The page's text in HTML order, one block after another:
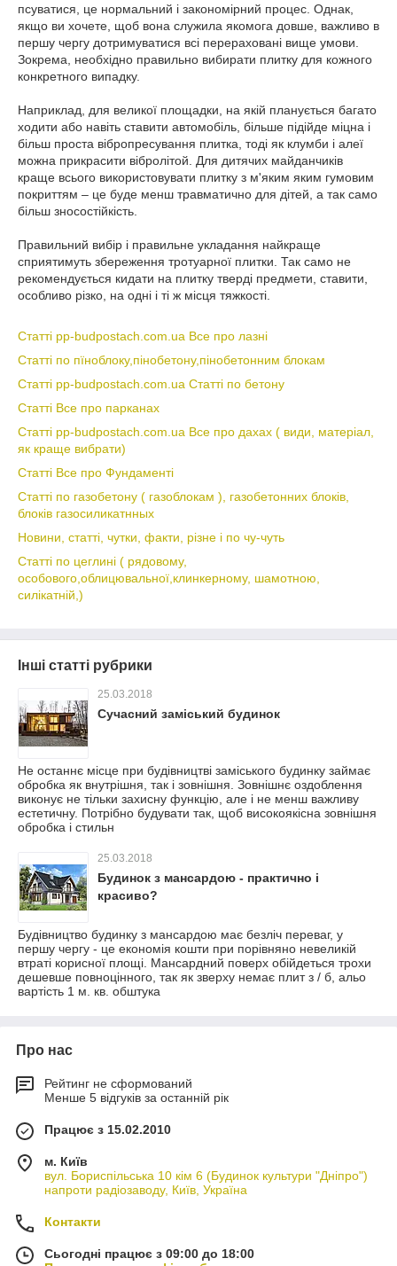
псуватися, це нормальний і закономірний процес. Однак,
якщо ви хочете, щоб вона служила якомога довше, важливо в
першу чергу дотримуватися всі перераховані вище умови.
Зокрема, необхідно правильно вибирати плитку для кожного
конкретного випадку.
Наприклад, для великої площадки, на якій планується багато
ходити або навіть ставити автомобіль, більше підійде міцна і
більш проста вібропресування плитка, тоді як клумби і алеї
можна прикрасити вібролітой. Для дитячих майданчиків
краще всього використовувати плитку з м'яким яким гумовим
покриттям – це буде менш травматично для дітей, а так само
більш зносостійкість.
Правильний вибір і правильне укладання найкраще
сприятимуть збереження тротуарної плитки. Так само не
рекомендується кидати на плитку тверді предмети, ставити,
особливо різко, на одні і ті ж місця тяжкості.
Статті pp-budpostach.com.ua Все про лазні
Статті по пїноблоку,пінобетону,пінобетонним блокам
Статті pp-budpostach.com.ua Статті по бетону
Статті Все про парканах
Статті pp-budpostach.com.ua Все про дахах ( види, матеріал,
як краще вибрати)
Статті Все про Фундаменті
Статті по газобетону ( газоблокам ), газобетонних блоків,
блоків газосиликатнных
Новини, статті, чутки, факти, різне і по чу-чуть
Статті по цеглині ( рядовому,
особового,облицювальної,клинкерному, шамотною,
силікатній,)
Інші статті рубрики
25.03.2018
Сучасний заміський будинок
Не останнє місце при будівництві заміського будинку займає
обробка як внутрішня, так і зовнішня. Зовнішнє оздоблення
виконує не тільки захисну функцію, але і не менш важливу
естетичну. Потрібно будувати так, щоб високоякісна зовнішня
обробка і стильн
25.03.2018
Будинок з мансардою - практично і
красиво?
Будівництво будинку з мансардою має безліч переваг, у
першу чергу - це економія кошти при порівняно невеликій
втраті корисної площі. Мансардний поверх обійдеться трохи
дешевше повноцінного, так як зверху немає плит з / б, альо
вартість 1 м. кв. обштука
Про нас
Рейтинг не сформований
Менше 5 відгуків за останній рік
Працює з 15.02.2010
м. Київ
вул. Бориспільська 10 кім 6 (Будинок культури "Дніпро")
напроти радіозаводу, Київ, Україна
Контакти
Сьогодні працює з 09:00 до 18:00